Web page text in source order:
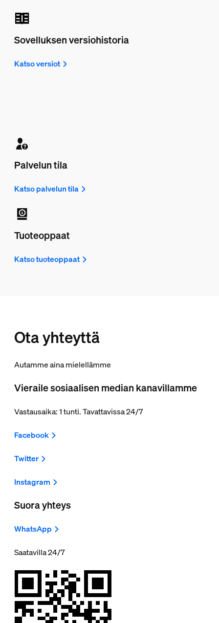
Sovelluksen versiohistoria
Katso versiot
Palvelun tila
Katso palvelun tila
Tuoteoppaat
Katso tuoteoppaat
Ota yhteyttä
Autamme aina mielellämme
Vieraile sosiaalisen median kanavillamme
Vastausaika: 1 tunti. Tavattavissa 24/7
Facebook
Twitter
Instagram
Suora yhteys
WhatsApp
Saatavilla 24/7